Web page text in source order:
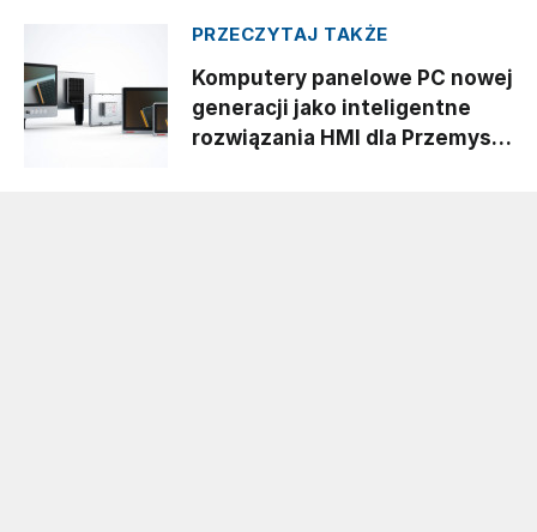
PRZECZYTAJ TAKŻE
Komputery panelowe PC nowej
generacji jako inteligentne
rozwiązania HMI dla Przemysłu